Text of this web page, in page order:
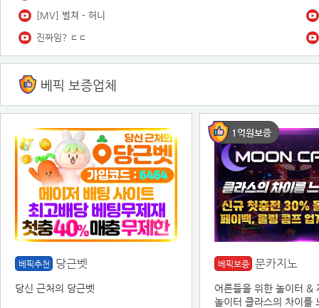
[MV] 벌쳐 - 허니
진짜임? ㄷㄷ
베픽 보증업체
베픽추천 당근벳
당신 근처의 당근벳
1억원보증
베픽보증 문카지노
어른들을 위한 놀이터 &
놀이터 클라스의 차이를